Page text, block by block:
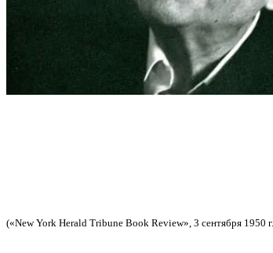
(«New York Herald Tribune Book Review», 3 сентября 1950 г.